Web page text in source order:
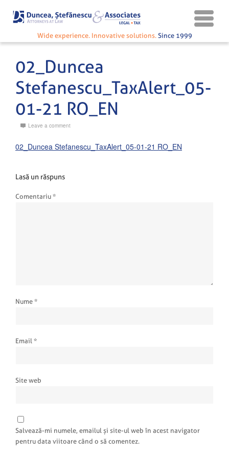
Wide experience. Innovative solutions. Since 1999
02_Duncea
Stefanescu_TaxAlert_05-
01-21 RO_EN
Leave a comment
02_Duncea Stefanescu_TaxAlert_05-01-21 RO_EN
Lasă un răspuns
Comentariu *
Nume *
Email *
Site web
Salvează-mi numele, emailul și site-ul web în acest navigator
pentru data viitoare când o să comentez.